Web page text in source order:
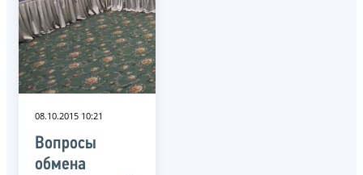
08.10.2015 10:21
Вопросы
обмена